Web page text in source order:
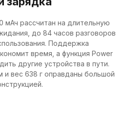
мАч рассчитан на длительную
до 84 часов разговоров
Поддержка
время, а функция Power
другие устройства в пути.
и вес 638 г оправданы большой